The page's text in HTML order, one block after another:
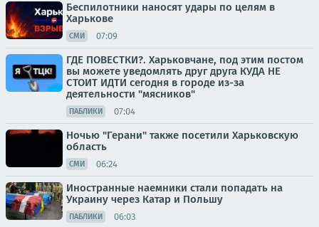
Беспилотники наносят удары по целям в
Харькове
СМИ 07:09
ГДЕ ПОВЕСТКИ?. Харьковчане, под этим постом
вы можете уведомлять друг друга КУДА НЕ
СТОИТ ИДТИ сегодня в городе из-за
деятельности "мясников"
ПАБЛИКИ 07:04
Ночью "Герани" также посетили Харьковскую
область
СМИ 06:24
Иностранные наемники стали попадать на
Украину через Катар и Польшу
ПАБЛИКИ 06:03